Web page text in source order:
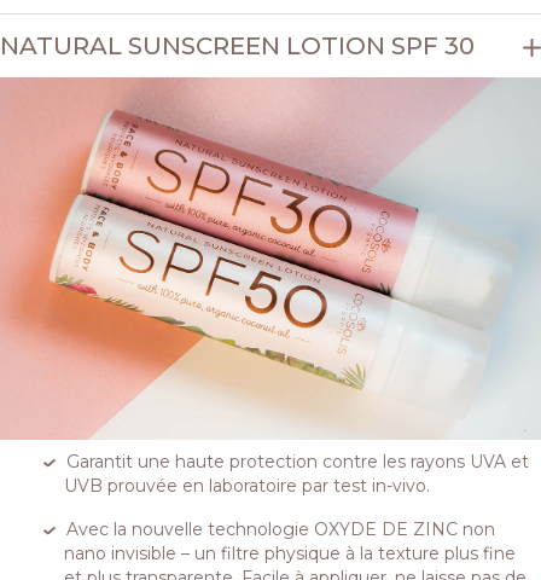
NATURAL SUNSCREEN LOTION SPF 30
Garantit une haute protection contre les rayons UVA et
UVB prouvée en laboratoire par test in-vivo.
Avec la nouvelle technologie OXYDE DE ZINC non
nano invisible – un filtre physique à la texture plus fine